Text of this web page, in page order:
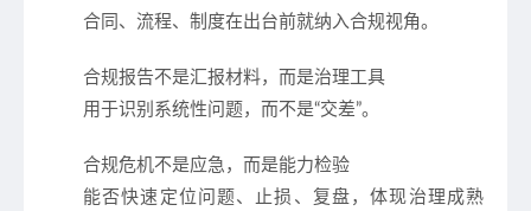
合同、流程、制度在出台前就纳入合规视角。
合规报告不是汇报材料，而是治理工具
用于识别系统性问题，而不是“交差”。
合规危机不是应急，而是能力检验
能否快速定位问题、止损、复盘，体现治理成熟